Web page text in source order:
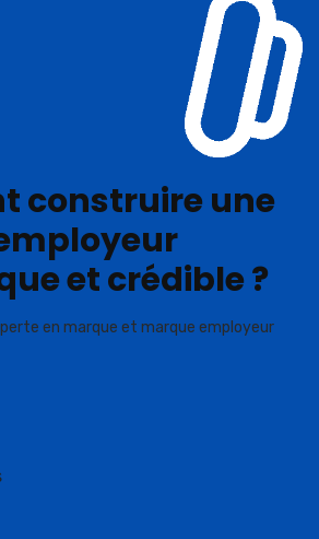
construire une
et crédible ?
en marque et marque employeur